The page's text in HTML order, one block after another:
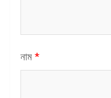
নাম *